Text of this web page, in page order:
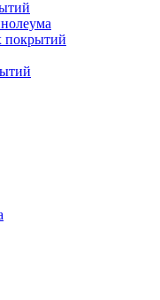
покрытий